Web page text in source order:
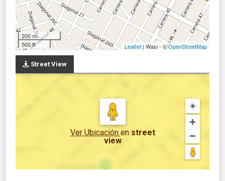
200 m
500 ft
Leaflet | Wasi - ©OpenStreetMap
Street View
Ver Ubicación en street
view